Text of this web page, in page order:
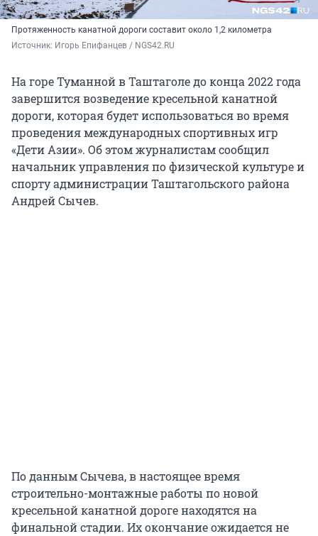
Протяженность канатной дороги составит около 1,2 километра
Источник: Игорь Епифанцев / NGS42.RU
На горе Туманной в Таштаголе до конца 2022 года
завершится возведение кресельной канатной
дороги, которая будет использоваться во время
проведения международных спортивных игр
«Дети Азии». Об этом журналистам сообщил
начальник управления по физической культуре и
спорту администрации Таштагольского района
Андрей Сычев.
По данным Сычева, в настоящее время
строительно-монтажные работы по новой
кресельной канатной дороге находятся на
финальной стадии. Их окончание ожидается не